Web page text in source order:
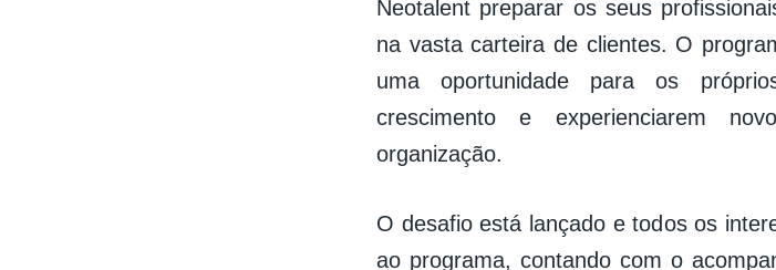
Neotalent preparar os seus
na vasta carteira de clientes. O
uma oportunidade para os
crescimento e experienciarem
organização.
O desafio está lançado e todos os
ao programa, contando com o